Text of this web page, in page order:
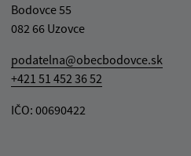
Bodovce 55
082 66 Uzovce
podatelna@obecbodovce.sk
+421 51 452 36 52
IČO: 00690422